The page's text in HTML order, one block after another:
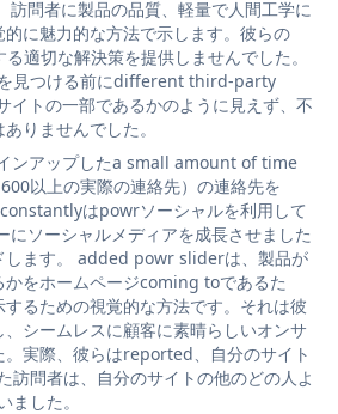
問者に製品の品質、軽量で人間工学に
に魅力的な方法で示します。彼らの
適切な解決策を提供しませんでした。
見つける前にdifferent third-party
イトの一部であるかのように見えず、不
りませんでした。
ンアップしたa small amount of time
以上の実際の連絡先）の連絡先を
はpowrソーシャルを利用して
にソーシャルメディアを成長させました
します。 added powr sliderは、製品が
かをホームページcoming toであるた
るための視覚的な方法です。それは彼
シームレスに顧客に素晴らしいオンサ
。実際、彼らはreported、自分のサイト
訪問者は、自分のサイトの他のどの人よ
ました。